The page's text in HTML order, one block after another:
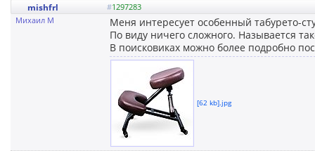
mishfrl #1297283
Михаил М
Меня интересует особенный табурето-
По виду ничего сложного. Называется
В поисковиках можно более подробно
[62 kb].jpg